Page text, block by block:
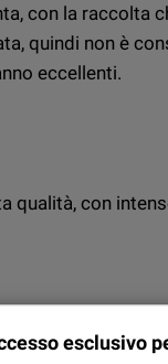
con la raccolta
quindi non è
eccellenti.
qualità, con
esclusivo